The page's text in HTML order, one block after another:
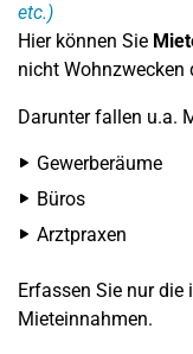
etc.)
Hier können Sie
nicht Wohnzwecken
Darunter fallen u.a.
Gewerberäume
Büros
Arztpraxen
Erfassen Sie nur
Mieteinnahmen.